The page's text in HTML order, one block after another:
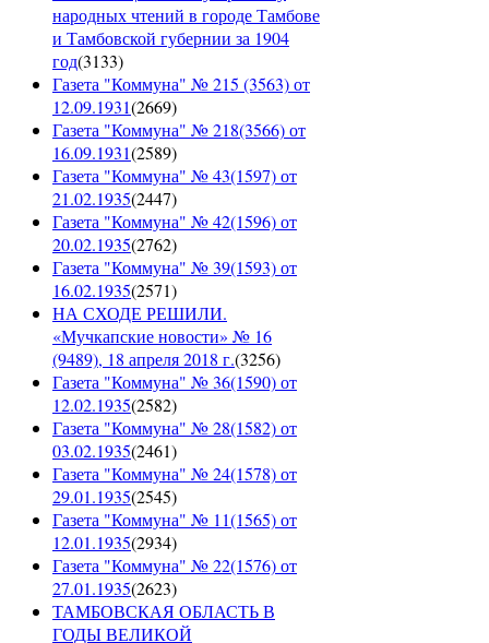
народных чтений в городе Тамбове
и Тамбовской губернии за 1904
год(3133)
Газета "Коммуна" № 215 (3563) от
12.09.1931(2669)
Газета "Коммуна" № 218(3566) от
16.09.1931(2589)
Газета "Коммуна" № 43(1597) от
21.02.1935(2447)
Газета "Коммуна" № 42(1596) от
20.02.1935(2762)
Газета "Коммуна" № 39(1593) от
16.02.1935(2571)
НА СХОДЕ РЕШИЛИ.
«Мучкапские новости» № 16
(9489), 18 апреля 2018 г.(3256)
Газета "Коммуна" № 36(1590) от
12.02.1935(2582)
Газета "Коммуна" № 28(1582) от
03.02.1935(2461)
Газета "Коммуна" № 24(1578) от
29.01.1935(2545)
Газета "Коммуна" № 11(1565) от
12.01.1935(2934)
Газета "Коммуна" № 22(1576) от
27.01.1935(2623)
ТАМБОВСКАЯ ОБЛАСТЬ В
ГОДЫ ВЕЛИКОЙ